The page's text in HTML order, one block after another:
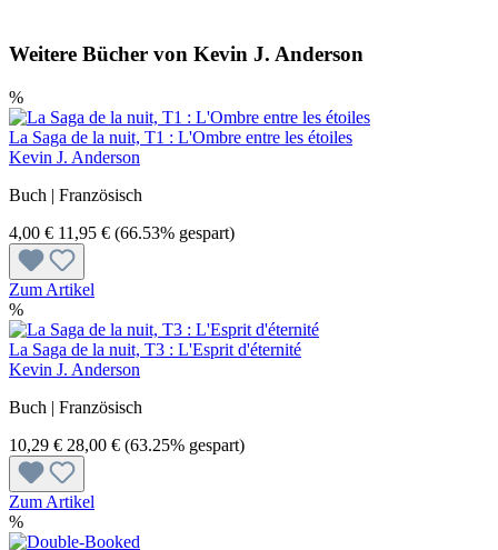
Weitere Bücher von Kevin J. Anderson
%
La Saga de la nuit, T1 : L'Ombre entre les étoiles
Kevin J. Anderson
Buch | Französisch
4,00 € 11,95 € (66.53% gespart)
Zum Artikel
%
La Saga de la nuit, T3 : L'Esprit d'éternité
Kevin J. Anderson
Buch | Französisch
10,29 € 28,00 € (63.25% gespart)
Zum Artikel
%